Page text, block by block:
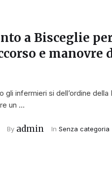
a Bisceglie
e manovre
gli infermieri si dell’ordine
un …
By admin In Senza categoria